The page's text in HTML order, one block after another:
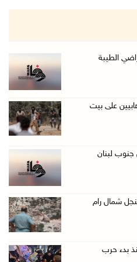
سنجل شمال رام ...
مشاركته في ب ...
الوطني ...
ويقتحمون مناط ...
مع عشرات ا ...
الطيبة
على بيت
جنوب لبنان
شمال رام
مصابا منذ بدء حرب